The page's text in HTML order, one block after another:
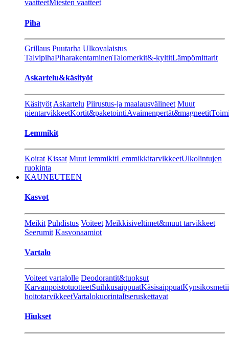
vaatteetMiesten vaatteet
Piha
Grillaus Puutarha Ulkovalaistus
TalvipihaPiharakentaminenTalomerkit&-kyltitLämpömittarit
Askartelu&käsityöt
Käsityöt Askartelu Piirustus-ja maalausvälineet Muut
pientarvikkeetKortit&paketointiAvaimenpertät&magneetit
Lemmikit
Koirat Kissat Muut lemmikitLemmikkitarvikkeetUlkolintujen
ruokinta
KAUNEUTEEN
Kasvot
Meikit Puhdistus Voiteet Meikkisiveltimet&muut tarvikkeet
Seerumit Kasvonaamiot
Vartalo
Voiteet vartalolle Deodorantit&tuoksut
KarvanpoistotuotteetSuihkusaippuatKäsisaippuat
hoitotarvikkeetVartalokuorintaItseruskettavat
Hiukset